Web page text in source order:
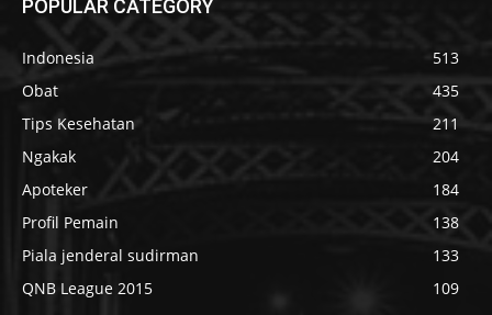
POPULAR CATEGORY
Indonesia
513
Obat
435
Tips Kesehatan
211
Ngakak
204
Apoteker
184
Profil Pemain
138
Piala jenderal sudirman
133
QNB League 2015
109